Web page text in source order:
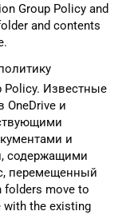
Group Policy and
and contents
Policy. Известные
OneDrive и
и
содержащими
перемещенный
folders move to
with the existing